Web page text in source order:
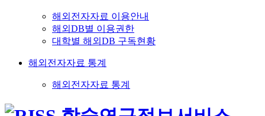
해외전자자료 이용안내
해외DB별 이용권한
대학별 해외DB 구독현황
해외전자자료 통계
해외전자자료 통계